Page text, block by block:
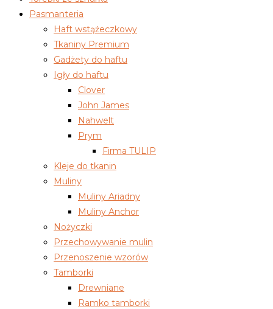
Pasmanteria
Haft wstążeczkowy
Tkaniny Premium
Gadżety do haftu
Igły do haftu
Clover
John James
Nahwelt
Prym
Firma TULIP
Kleje do tkanin
Muliny
Muliny Ariadny
Muliny Anchor
Nożyczki
Przechowywanie mulin
Przenoszenie wzorów
Tamborki
Drewniane
Ramko tamborki